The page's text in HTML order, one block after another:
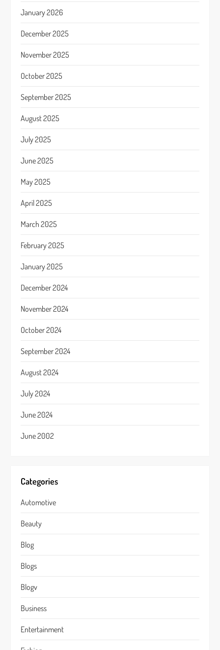
January 2026
December 2025
November 2025
October 2025
September 2025
August 2025
July 2025
June 2025
May 2025
April 2025
March 2025
February 2025
January 2025
December 2024
November 2024
October 2024
September 2024
August 2024
July 2024
June 2024
June 2002
Categories
Automotive
Beauty
Blog
Blogs
Blogv
Business
Entertainment